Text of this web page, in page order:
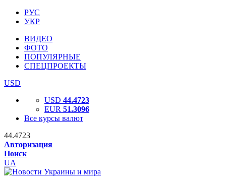
РУС
УКР
ВИДЕО
ФОТО
ПОПУЛЯРНЫЕ
СПЕЦПРОЕКТЫ
USD
USD 44.4723
EUR 51.3096
Все курсы валют
44.4723
Авторизация
Поиск
UA